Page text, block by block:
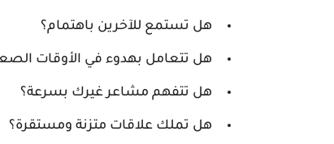
هل تستمع للآخرين باهتمام؟
هل تتعامل بهدوء في الأوقات
هل تتفهم مشاعر غيرك بسرعة؟
هل تملك علاقات متزنة ومستقرة؟